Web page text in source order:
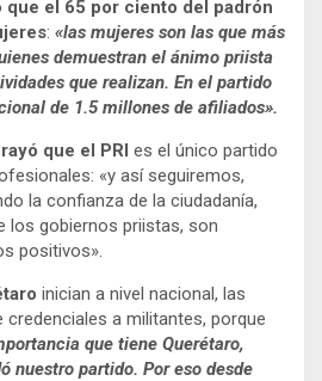
que el 65 por ciento del padrón
: «las mujeres son las que más
demuestran el ánimo priista
que realizan. En el partido
de 1.5 millones de afiliados».
que el PRI es el único partido
«y así seguiremos,
la confianza de la ciudadanía,
los gobiernos priistas, son
positivos».
inician a nivel nacional, las
credenciales a militantes, porque
que tiene Querétaro,
nuestro partido. Por eso desde